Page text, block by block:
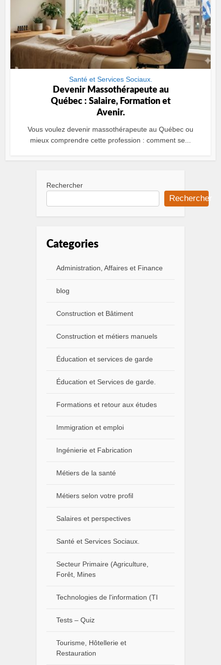
Santé et Services Sociaux.
Devenir Massothérapeute au
Québec : Salaire, Formation et
Avenir.
Vous voulez devenir massothérapeute au Québec ou
mieux comprendre cette profession : comment se...
Rechercher
Rechercher
Categories
Administration, Affaires et Finance
blog
Construction et Bâtiment
Construction et métiers manuels
Éducation et services de garde
Éducation et Services de garde.
Formations et retour aux études
Immigration et emploi
Ingénierie et Fabrication
Métiers de la santé
Métiers selon votre profil
Salaires et perspectives
Santé et Services Sociaux.
Secteur Primaire (Agriculture,
Forêt, Mines
Technologies de l'information (TI
Tests – Quiz
Tourisme, Hôtellerie et
Restauration